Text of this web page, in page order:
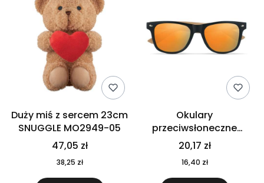
Duży miś z sercem 23cm
SNUGGLE MO2949-05
47,05 zł
38,25 zł
Okulary
przeciwsłoneczne
CALIFORNIA TOUCH
MO9617-10
20,17 zł
16,40 zł